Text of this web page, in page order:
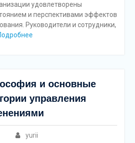
удовлетворены
и перспективами эффектов
Руководители и сотрудники,
и основные
управления
yurii